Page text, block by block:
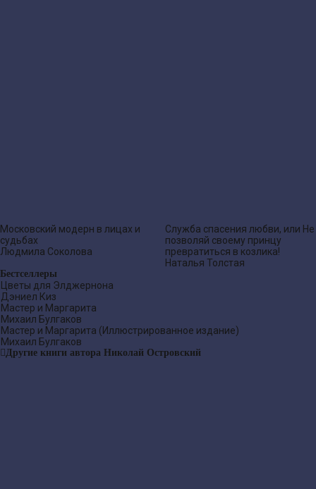
Московский модерн в лицах и
судьбах
Людмила Соколова
Служба спасения любви, или Не
позволяй своему принцу
превратиться в козлика!
Наталья Толстая
Бестселлеры
Цветы для Элджернона
Дэниел Киз
Мастер и Маргарита
Михаил Булгаков
Мастер и Маргарита (Иллюстрированное издание)
Михаил Булгаков
Другие книги автора Николай Островский